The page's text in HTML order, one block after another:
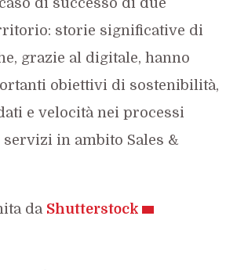
di successo di due
storie significative di
grazie al digitale, hanno
obiettivi di sostenibilità,
e velocità nei processi
in ambito Sales &
da Shutterstock